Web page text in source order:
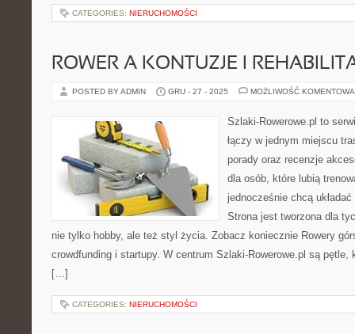
CATEGORIES: NIERUCHOMOŚCI
ROWER A KONTUZJE I
POSTED BY ADMIN GRU - 27 - 2025 MOŻLIWOŚĆ
Szlaki-Rowerowe.pl to
łączy w jednym miejscu
porady oraz recenzje
dla osób, które lubią
jednocześnie chcą
Strona jest tworzona dla
nie tylko hobby, ale też styl życia. Zobacz koniecznie Rowery
crowdfunding i startupy. W centrum Szlaki-Rowerowe.pl są pętle,
[…]
CATEGORIES: NIERUCHOMOŚCI